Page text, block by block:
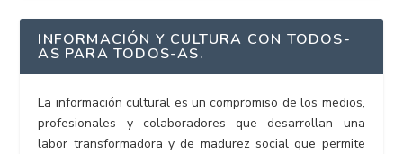
INFORMACIÓN Y CULTURA CON TODOS-
AS PARA TODOS-AS.
La información cultural es un compromiso de los medios,
profesionales y colaboradores que desarrollan una
labor transformadora y de madurez social que permite